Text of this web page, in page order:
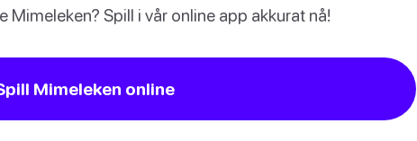
Mimeleken? Spill i vår online app akkurat nå!
Mimeleken online